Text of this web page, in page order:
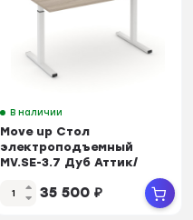
В наличии
Move up Стол
электроподъемный
MV.SE-3.7 Дуб Аттик/
1380*720*720-1190
35 500 ₽